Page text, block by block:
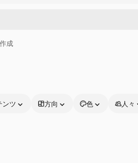
成
ンツ 方向 色 人々